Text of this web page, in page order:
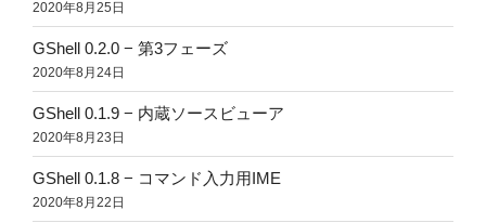
2020年8月25日
GShell 0.2.0 − 第3フェーズ
2020年8月24日
GShell 0.1.9 − 内蔵ソースビューア
2020年8月23日
GShell 0.1.8 − コマンド入力用IME
2020年8月22日